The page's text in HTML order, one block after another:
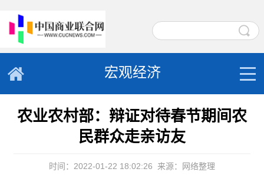
宏观经济
农业农村部：辩证对待春节期间农
民群众走亲访友
时间：2022-01-22 18:02:26 来源：网络整理